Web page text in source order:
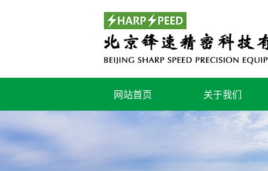
网站首页 关于我们